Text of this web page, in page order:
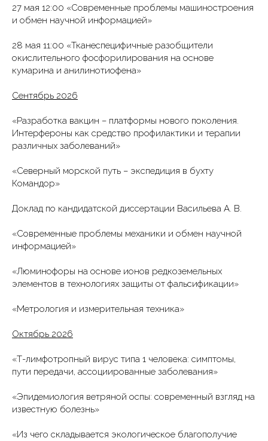
27 мая 12:00 «Современные проблемы машиностроения
и обмен научной информацией»
28 мая 11:00 «Тканеспецифичные разобщители
окислительного фосфорилирования на основе
кумарина и анилинотиофена»
Сентябрь 2026
«Разработка вакцин – платформы нового поколения.
Интерфероны как средство профилактики и терапии
различных заболеваний»
«Северный морской путь – экспедиция в бухту
Командор»
Доклад по кандидатской диссертации Васильева А. В.
«Современные проблемы механики и обмен научной
информацией»
«Люминофоры на основе ионов редкоземельных
элементов в технологиях защиты от фальсификации»
«Метрология и измерительная техника»
Октябрь 2026
«Т-лимфотропный вирус типа 1 человека: симптомы,
пути передачи, ассоциированные заболевания»
«Эпидемиология ветряной оспы: современный взгляд на
известную болезнь»
«Из чего складывается экологическое благополучие